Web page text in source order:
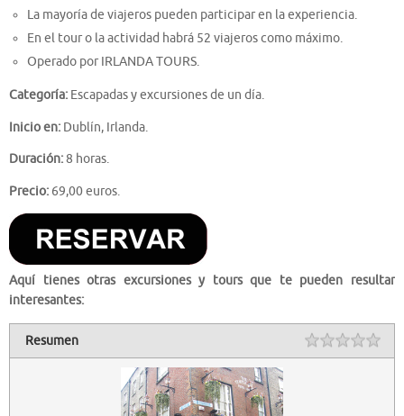
La mayoría de viajeros pueden participar en la experiencia.
En el tour o la actividad habrá 52 viajeros como máximo.
Operado por IRLANDA TOURS.
Categoría: Escapadas y excursiones de un día.
Inicio en: Dublín, Irlanda.
Duración:8 horas.
Precio: 69,00 euros.
Aquí tienes otras excursiones y tours que te pueden resultar
interesantes:
Resumen